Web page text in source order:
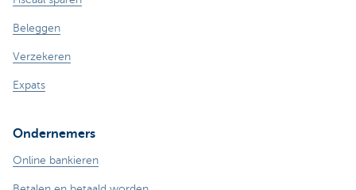
Beleggen
Verzekeren
Expats
Ondernemers
Online bankieren